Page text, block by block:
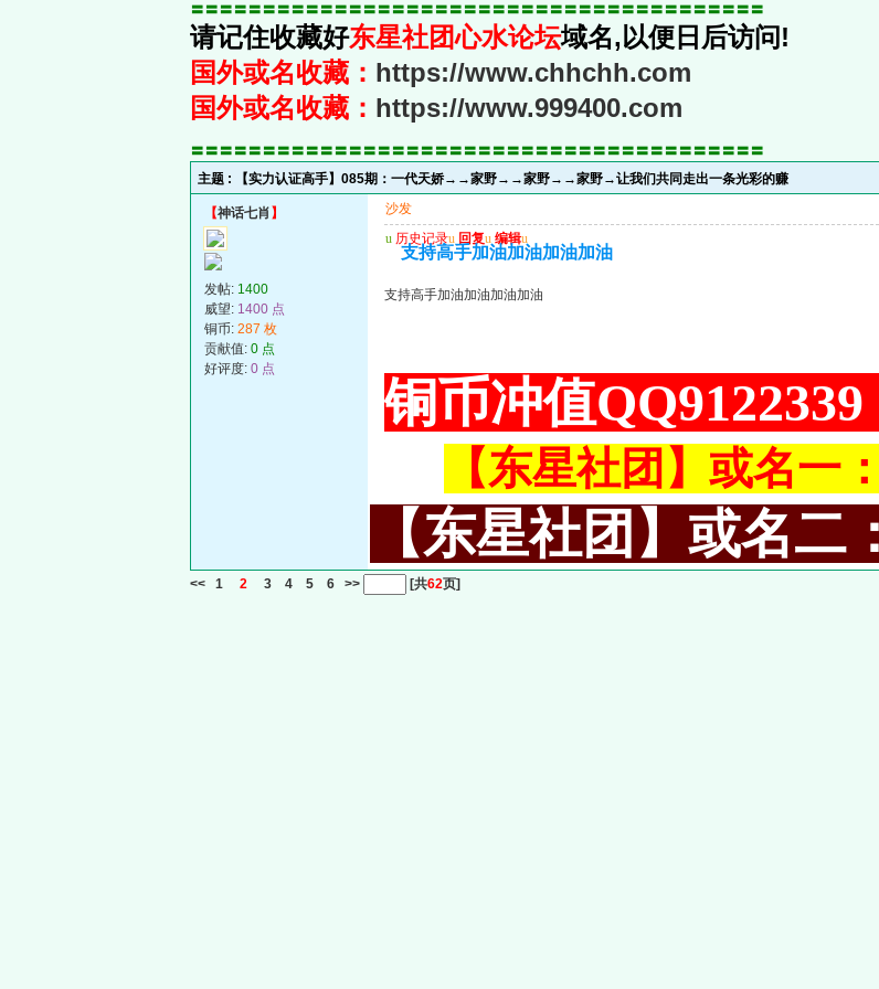
〓〓〓〓〓〓〓〓〓〓〓〓〓〓〓〓〓〓〓〓〓〓〓〓〓〓〓〓〓〓〓〓〓〓〓〓〓〓〓〓
请记住收藏好东星社团心水论坛域名,以便日后访问!
国外或名收藏： https://www.chhchh.com
国外或名收藏： https://www.999400.com
〓〓〓〓〓〓〓〓〓〓〓〓〓〓〓〓〓〓〓〓〓〓〓〓〓〓〓〓〓〓〓〓〓〓〓〓〓〓〓〓
主题 : 【实力认证高手】085期：一代天娇→→家野→→家野→→家野→让我们共同走出一条光彩的赚
【神话七肖 】
发帖: 1400
威望: 1400 点
铜币: 287 枚
贡献值: 0 点
好评度: 0 点
沙发
u 历史记录u 回复u 编辑u
支持高手加油加油加油加油
支持高手加油加油加油加油
铜币冲值
【东星社团】或名一
【东星社团】或名二
<< 1 2 3 4 5 6 >> [共62页]